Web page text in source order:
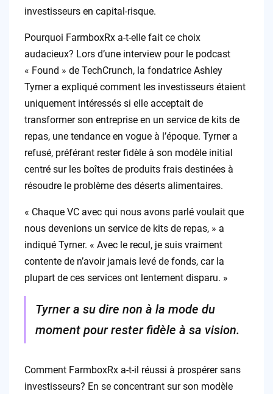
investisseurs en capital-risque.
Pourquoi FarmboxRx a-t-elle fait ce choix
audacieux? Lors d’une interview pour le podcast
« Found » de TechCrunch, la fondatrice Ashley
Tyrner a expliqué comment les investisseurs étaient
uniquement intéressés si elle acceptait de
transformer son entreprise en un service de kits de
repas, une tendance en vogue à l’époque. Tyrner a
refusé, préférant rester fidèle à son modèle initial
centré sur les boîtes de produits frais destinées à
résoudre le problème des déserts alimentaires.
« Chaque VC avec qui nous avons parlé voulait que
nous devenions un service de kits de repas, » a
indiqué Tyrner. « Avec le recul, je suis vraiment
contente de n’avoir jamais levé de fonds, car la
plupart de ces services ont lentement disparu. »
Tyrner a su dire non à la mode du
moment pour rester fidèle à sa vision.
Comment FarmboxRx a-t-il réussi à prospérer sans
investisseurs? En se concentrant sur son modèle